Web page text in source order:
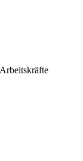
Arbeitskräfte